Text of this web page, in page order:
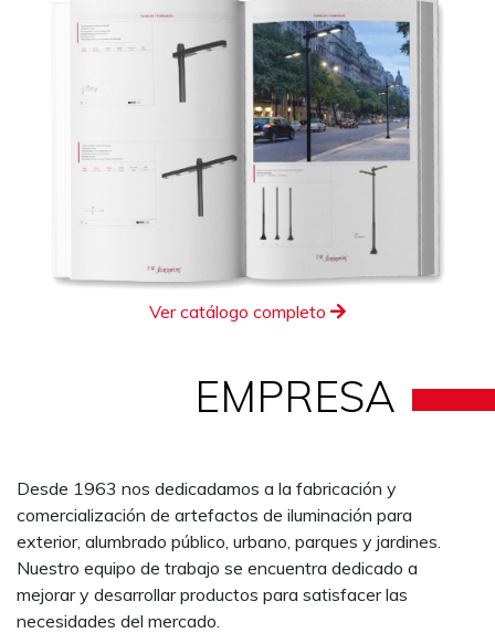
Ver catálogo completo
EMPRESA
Desde 1963 nos dedicadamos a la fabricación y
comercialización de artefactos de iluminación para
exterior, alumbrado público, urbano, parques y jardines.
Nuestro equipo de trabajo se encuentra dedicado a
mejorar y desarrollar productos para satisfacer las
necesidades del mercado.